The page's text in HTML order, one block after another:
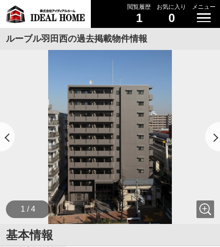
閲覧履歴
1
お気に入り
0
メニュー
ルーブル羽田西の過去掲載物件情報
1 / 4
基本情報